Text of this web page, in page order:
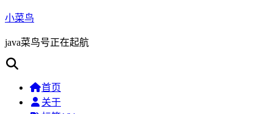
小菜鸟
java菜鸟号正在起航
首页
关于